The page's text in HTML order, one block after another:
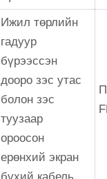
Ижил төрлийн
гадуур
бүрээссэн
дооро зэс утас
болон зэс
туузаар
ороосон
ерөнхий экран